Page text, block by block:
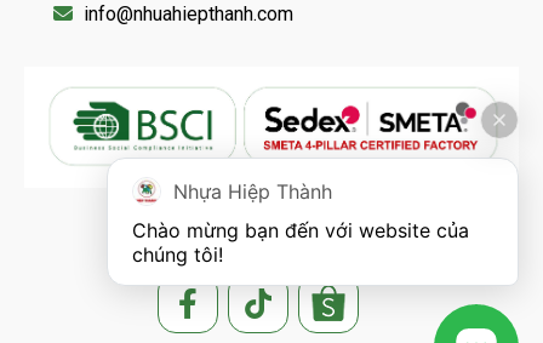
info@nhuahiepthanh.com
FOLLOW US
Nhựa Hiệp Thành
Chào mừng bạn đến với website của
chúng tôi!